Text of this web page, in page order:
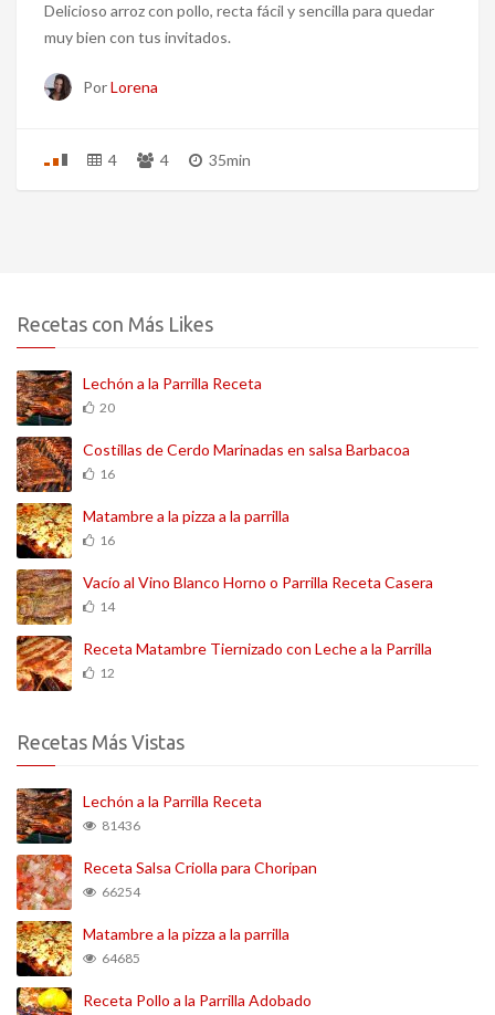
Delicioso arroz con pollo, recta fácil y sencilla para quedar
muy bien con tus invitados.
PorLorena
4 4 35min
Recetas con Más Likes
Lechón a la Parrilla Receta
20
Costillas de Cerdo Marinadas en salsa Barbacoa
16
Matambre a la pizza a la parrilla
16
Vacío al Vino Blanco Horno o Parrilla Receta Casera
14
Receta Matambre Tiernizado con Leche a la Parrilla
12
Recetas Más Vistas
Lechón a la Parrilla Receta
81436
Receta Salsa Criolla para Choripan
66254
Matambre a la pizza a la parrilla
64685
Receta Pollo a la Parrilla Adobado